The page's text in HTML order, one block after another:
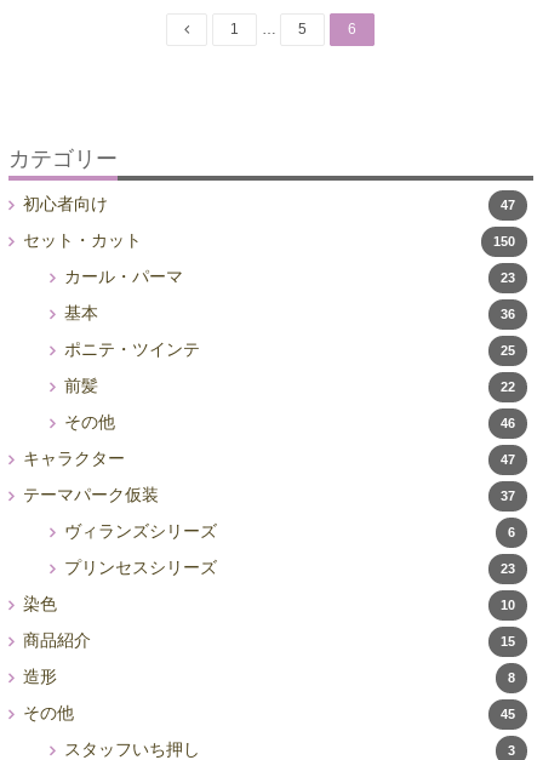
ー
シ
ョ
ン
Page
1 … Page
5 Page
6
カテゴリー
初心者向け 47
セット・カット 150
カール・パーマ 23
基本 36
ポニテ・ツインテ 25
前髪 22
その他 46
キャラクター 47
テーマパーク仮装 37
ヴィランズシリーズ 6
プリンセスシリーズ 23
染色 10
商品紹介 15
造形 8
その他 45
スタッフいち押し 3